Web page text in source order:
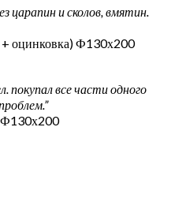
царапин и сколов, вмятин.
оцинковка) Ф130х200
покупал все части одного
Ф130х200